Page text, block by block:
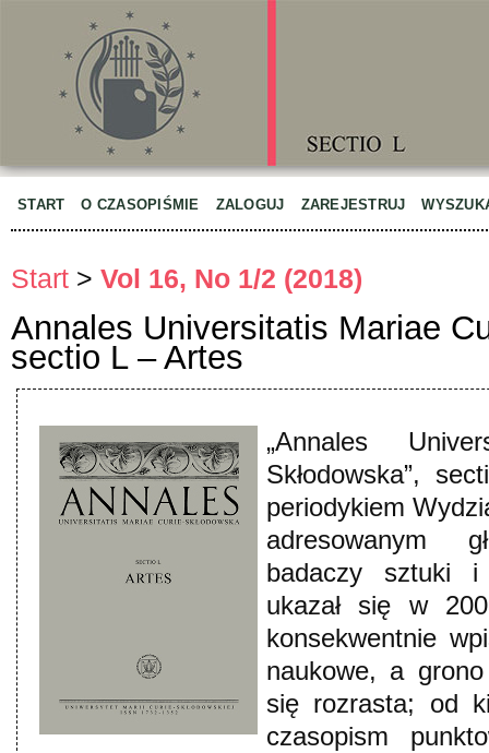
START O CZASOPIŚMIE ZALOGUJ ZAREJESTRUJ
Start > Vol 16, No 1/2 (2018)
Annales Universitatis Mariae
sectio L – Artes
„Annales
Skłodowska”,
periodykiem
adresowanym
badaczy sztuki
ukazał się w
konsekwentnie
naukowe, a
się rozrasta; od
czasopism